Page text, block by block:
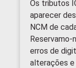
Os tributos
aparecer
NCM de
Reservamo-
erros de
alterações e